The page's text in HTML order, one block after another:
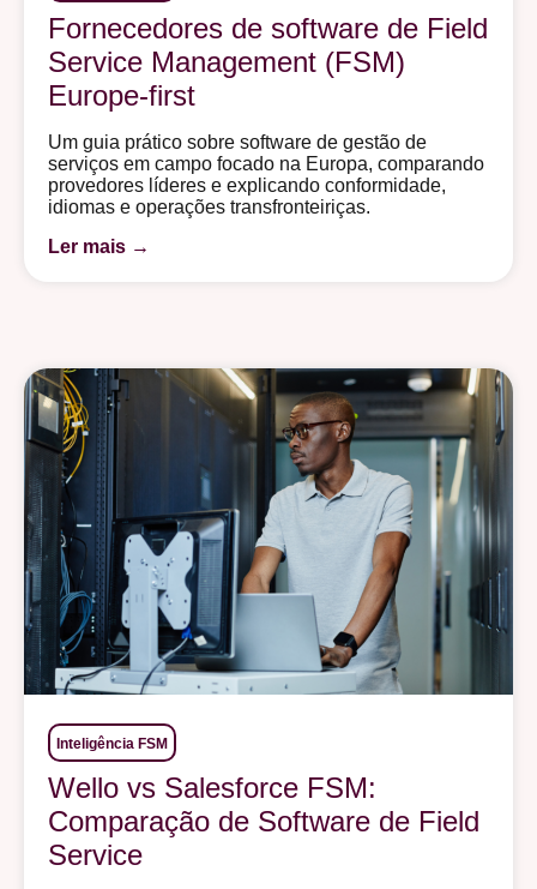
Fornecedores de software de Field
Service Management (FSM)
Europe-first
Um guia prático sobre software de gestão de
serviços em campo focado na Europa, comparando
provedores líderes e explicando conformidade,
idiomas e operações transfronteiriças.
Ler mais →
Inteligência FSM
Wello vs Salesforce FSM:
Comparação de Software de Field
Service